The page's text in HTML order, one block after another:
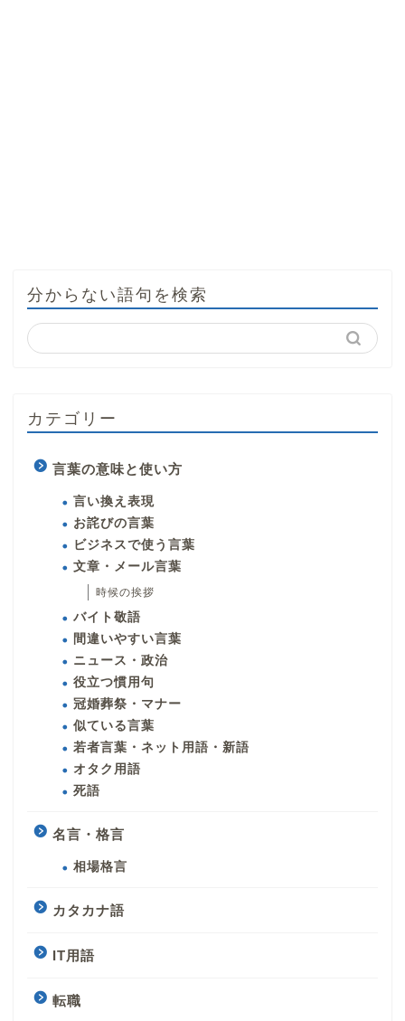
分からない語句を検索
カテゴリー
言葉の意味と使い方
言い換え表現
お詫びの言葉
ビジネスで使う言葉
文章・メール言葉
時候の挨拶
バイト敬語
間違いやすい言葉
ニュース・政治
役立つ慣用句
冠婚葬祭・マナー
似ている言葉
若者言葉・ネット用語・新語
オタク用語
死語
名言・格言
相場格言
カタカナ語
IT用語
転職